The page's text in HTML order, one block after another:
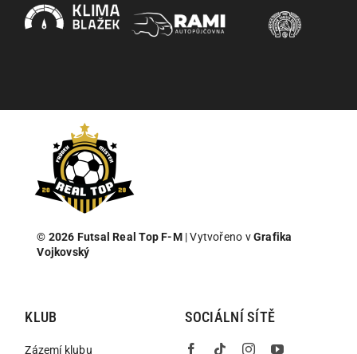
© 2026 Futsal Real Top F-M| Vytvořeno v Grafika
Vojkovský
KLUB
Zázemí klubu
SOCIÁLNÍ SÍTĚ